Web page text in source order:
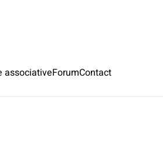
associativeForumContact